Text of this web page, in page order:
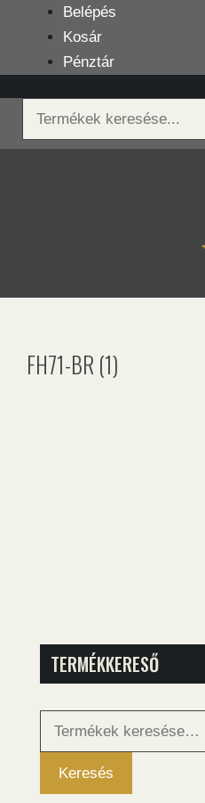
tartalomba
Belépés
Kosár
Pénztár
Keresés
FH71-BR (1)
TERMÉKKERESŐ
Keresés
Keresés